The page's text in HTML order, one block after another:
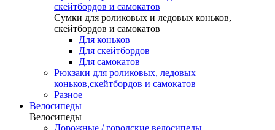
скейтбордов и самокатов
Сумки для роликовых и ледовых коньков,
скейтбордов и самокатов
Для коньков
Для скейтбордов
Для самокатов
Рюкзаки для роликовых, ледовых
коньков,скейтбордов и самокатов
Разное
Велосипеды
Велосипеды
Дорожные / городские велосипеды